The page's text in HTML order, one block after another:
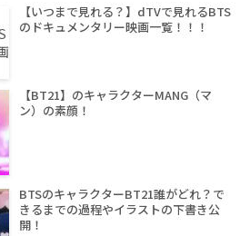
【いつまで見れる？】dTVで見れるBTS
のドキュメンタリー映画一覧！！！
【BT21】のキャラクターMANG（マ
ン）の素顔！
BTSのキャラクターBT21誰がどれ？で
きるまでの過程やイラストの下書き公
開！